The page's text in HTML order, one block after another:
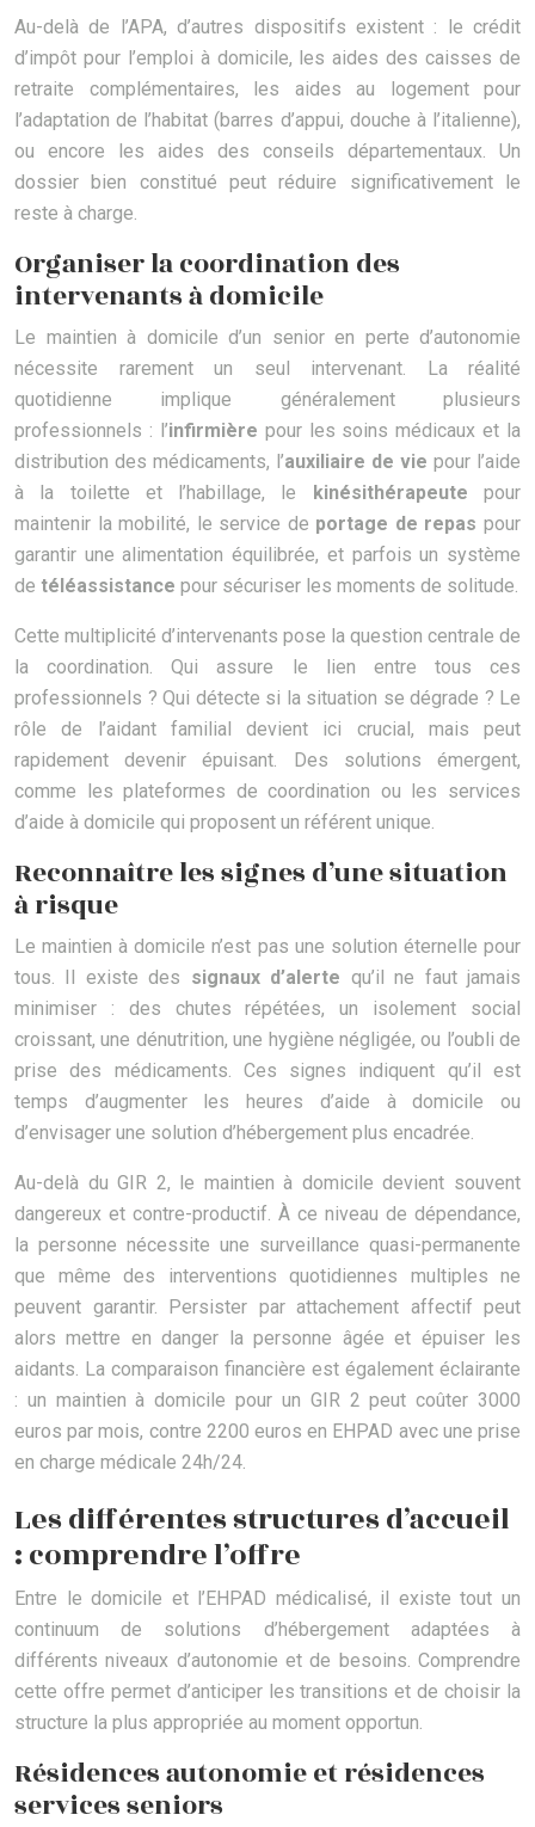
Au-delà de l’APA, d’autres dispositifs existent : le crédit
d’impôt pour l’emploi à domicile, les aides des caisses de
retraite complémentaires, les aides au logement pour
l’adaptation de l’habitat (barres d’appui, douche à l’italienne),
ou encore les aides des conseils départementaux. Un
dossier bien constitué peut réduire significativement le
reste à charge.
Organiser la coordination des
intervenants à domicile
Le maintien à domicile d’un senior en perte d’autonomie
nécessite rarement un seul intervenant. La réalité
quotidienne implique généralement plusieurs
professionnels : l’infirmière pour les soins médicaux et la
distribution des médicaments, l’auxiliaire de vie pour l’aide
à la toilette et l’habillage, le kinésithérapeute pour
maintenir la mobilité, le service de portage de repas pour
garantir une alimentation équilibrée, et parfois un système
de téléassistance pour sécuriser les moments de solitude.
Cette multiplicité d’intervenants pose la question centrale de
la coordination. Qui assure le lien entre tous ces
professionnels ? Qui détecte si la situation se dégrade ? Le
rôle de l’aidant familial devient ici crucial, mais peut
rapidement devenir épuisant. Des solutions émergent,
comme les plateformes de coordination ou les services
d’aide à domicile qui proposent un référent unique.
Reconnaître les signes d’une situation
à risque
Le maintien à domicile n’est pas une solution éternelle pour
tous. Il existe des signaux d’alerte qu’il ne faut jamais
minimiser : des chutes répétées, un isolement social
croissant, une dénutrition, une hygiène négligée, ou l’oubli de
prise des médicaments. Ces signes indiquent qu’il est
temps d’augmenter les heures d’aide à domicile ou
d’envisager une solution d’hébergement plus encadrée.
Au-delà du GIR 2, le maintien à domicile devient souvent
dangereux et contre-productif. À ce niveau de dépendance,
la personne nécessite une surveillance quasi-permanente
que même des interventions quotidiennes multiples ne
peuvent garantir. Persister par attachement affectif peut
alors mettre en danger la personne âgée et épuiser les
aidants. La comparaison financière est également éclairante
: un maintien à domicile pour un GIR 2 peut coûter 3000
euros par mois, contre 2200 euros en EHPAD avec une prise
en charge médicale 24h/24.
Les différentes structures d’accueil
: comprendre l’offre
Entre le domicile et l’EHPAD médicalisé, il existe tout un
continuum de solutions d’hébergement adaptées à
différents niveaux d’autonomie et de besoins. Comprendre
cette offre permet d’anticiper les transitions et de choisir la
structure la plus appropriée au moment opportun.
Résidences autonomie et résidences
services seniors